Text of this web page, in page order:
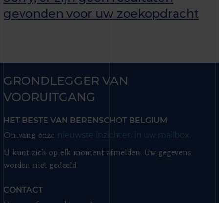
gevonden voor uw zoekopdracht
GRONDLEGGER VAN
VOORUITGANG
HET BESTE VAN BERENSCHOT BELGIUM
Ontvang onze nieuwste inzichten in uw mailbox.
U kunt zich op elk moment afmelden. Uw gegevens
worden niet gedeeld.
CONTACT